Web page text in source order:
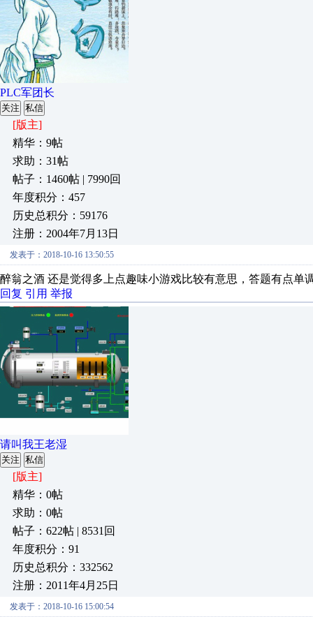
PLC军团长
关注 私信
[版主]
精华：9帖
求助：31帖
帖子：1460帖 | 7990回
年度积分：457
历史总积分：59176
注册：2004年7月13日
发表于：2018-10-16 13:50:55
醉翁之酒 还是觉得多上点趣味小游戏比较有意思，答题有点单
回复 引用 举报
请叫我王老湿
关注 私信
[版主]
精华：0帖
求助：0帖
帖子：622帖 | 8531回
年度积分：91
历史总积分：332562
注册：2011年4月25日
发表于：2018-10-16 15:00:54